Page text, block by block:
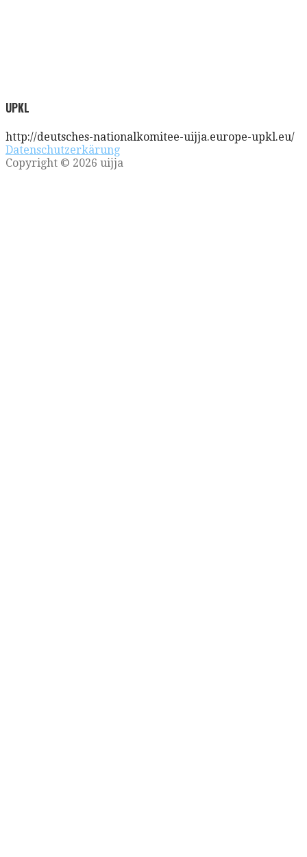
UPKL
http://deutsches-nationalkomitee-uijja.europe-upkl.eu/
Datenschutzerkärung
Copyright © 2026 uijja